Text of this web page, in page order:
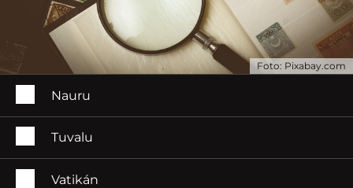
Foto: Pixabay.com
Nauru
Tuvalu
Vatikán